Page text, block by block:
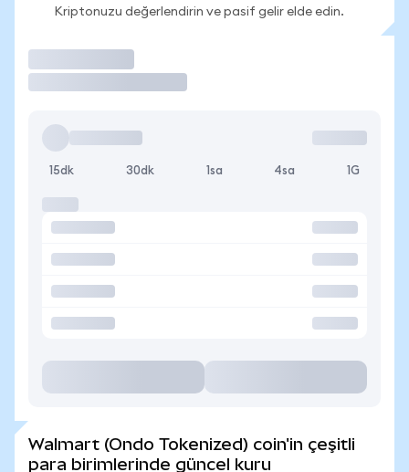
Kriptonuzu değerlendirin ve pasif gelir elde edin.
15dk 30dk 1sa 4sa 1G
Walmart (Ondo Tokenized) coin'in çeşitli
para birimlerinde güncel kuru